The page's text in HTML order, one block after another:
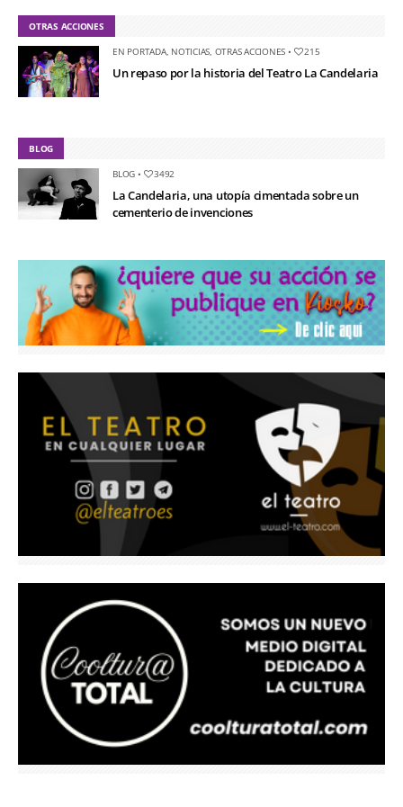
OTRAS ACCIONES
EN PORTADA, NOTICIAS OTRAS ACCIONES • 215
Un repaso por la historia del Teatro La Candelaria
BLOG
BLOG • 3492
La Candelaria, una utopía cimentada sobre un
cementerio de invenciones